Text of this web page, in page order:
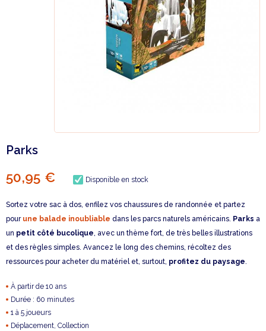
Parks
50,95 € Disponible en stock
Sortez votre sac à dos, enfilez vos chaussures de randonnée et partez
pour une balade inoubliable dans les parcs naturels américains. Parks a
un petit côté bucolique, avec un thème fort, de très belles illustrations
et des règles simples. Avancez le long des chemins, récoltez des
ressources pour acheter du matériel et, surtout, profitez du paysage.
À partir de 10 ans
Durée : 60 minutes
1 à 5 joueurs
Déplacement, Collection